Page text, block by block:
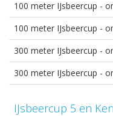
100 meter IJsbeercup -
100 meter IJsbeercup -
300 meter IJsbeercup -
300 meter IJsbeercup -
IJsbeercup 5 en